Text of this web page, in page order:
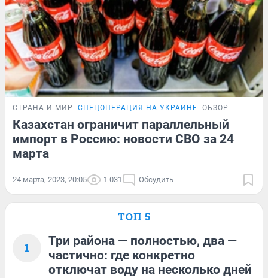
СТРАНА И МИР СПЕЦОПЕРАЦИЯ НА УКРАИНЕ ОБЗОР
Казахстан ограничит параллельный
импорт в Россию: новости СВО за 24
марта
24 марта, 2023, 20:05 1 031 Обсудить
ТОП 5
1
Три района — полностью, два —
частично: где конкретно
отключат воду на несколько дней